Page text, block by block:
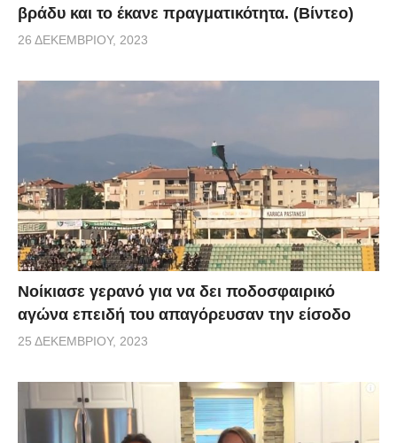
βράδυ και το έκανε πραγματικότητα. (Βίντεο)
26 ΔΕΚΕΜΒΡΊΟΥ, 2023
Νοίκιασε γερανό για να δει ποδοσφαιρικό
αγώνα επειδή του απαγόρευσαν την είσοδο
25 ΔΕΚΕΜΒΡΊΟΥ, 2023